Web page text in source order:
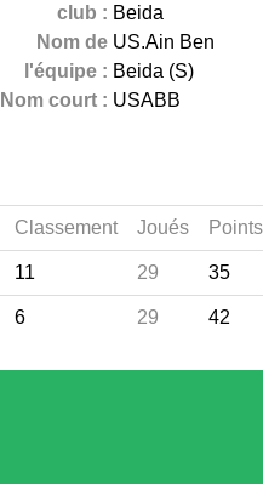
club : Beida
Nom de
l'équipe :
US.Ain Ben
Beida (S)
Nom court : USABB
Classement Joués Points
11 29 35
6 29 42